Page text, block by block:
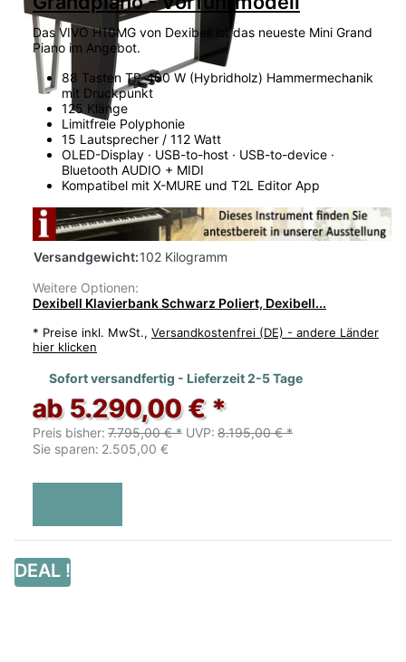
Das VIVO H10MG von Dexibell ist das neueste Mini Grand
Piano im Angebot.
88 Tasten TP-400 W (Hybridholz) Hammermechanik
mit Druckpunkt
125 Klänge
Limitfreie Polyphonie
15 Lautsprecher / 112 Watt
OLED-Display · USB-to-host · USB-to-device ·
Bluetooth AUDIO + MIDI
Kompatibel mit X-MURE und T2L Editor App
Versandgewicht:102 Kilogramm
Weitere Optionen:
Dexibell Klavierbank Schwarz Poliert, Dexibell...
* Preise inkl. MwSt., Versandkostenfrei (DE) - andere Länder
hier klicken
Sofort versandfertig - Lieferzeit 2-5 Tage
ab 5.290,00 € *
Preis bisher: 7.795,00 € * UVP: 8.195,00 € *
Sie sparen: 2.505,00 €
DEAL !